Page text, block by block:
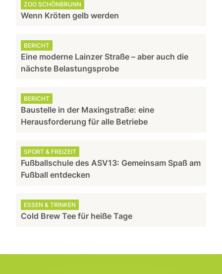
ZOO SCHÖNBRUNN
Wenn Kröten gelb werden
BERICHT
Eine moderne Lainzer Straße – aber auch die
nächste Belastungsprobe
BERICHT
Baustelle in der Maxingstraße: eine
Herausforderung für alle Betriebe
SPORT & FREIZEIT
Fußballschule des ASV13: Gemeinsam Spaß am
Fußball entdecken
ESSEN & TRINKEN
Cold Brew Tee für heiße Tage